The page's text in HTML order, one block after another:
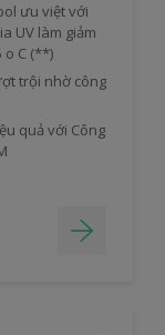
ưu việt với
UV làm giảm
o C (**)
trội nhờ công
quả với Công